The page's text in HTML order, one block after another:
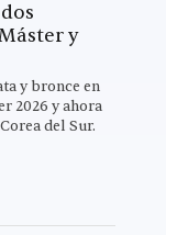
y
y bronce en
2026 y ahora
del Sur.